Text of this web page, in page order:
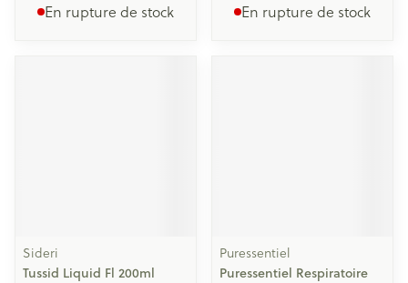
En rupture de stock En rupture de stock
Sideri
Tussid Liquid Fl 200ml
Puressentiel
Puressentiel Respiratoire